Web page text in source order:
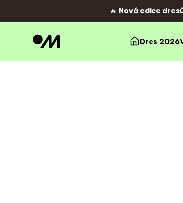
🔥 Nová edice
Dres 2026